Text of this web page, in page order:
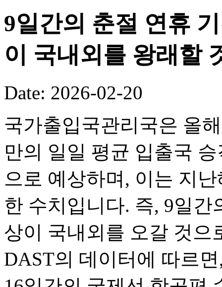
9일간의 춘절 연휴
이 국내외를 왕래할
Date: 2026-02-20
국가출입국관리국은 올
만의 일일 평균 입출국
으로 예상하며, 이는 지
한 수치입니다. 즉, 9일간
상이 국내외를 오갈 것으
DAST의 데이터에 따르